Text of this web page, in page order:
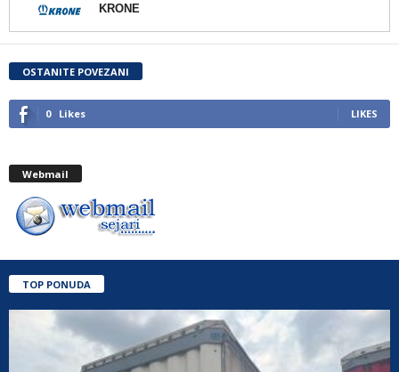
KRONE
OSTANITE POVEZANI
0 Likes LIKES
Webmail
TOP PONUDA